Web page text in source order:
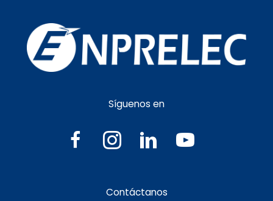
Síguenos en
Contáctanos